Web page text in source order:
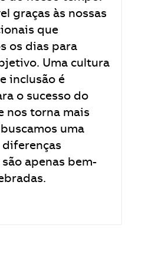
graças às nossas
que
os dias para
Uma cultura
inclusão é
o sucesso do
nos torna mais
uma
diferenças
apenas bem-